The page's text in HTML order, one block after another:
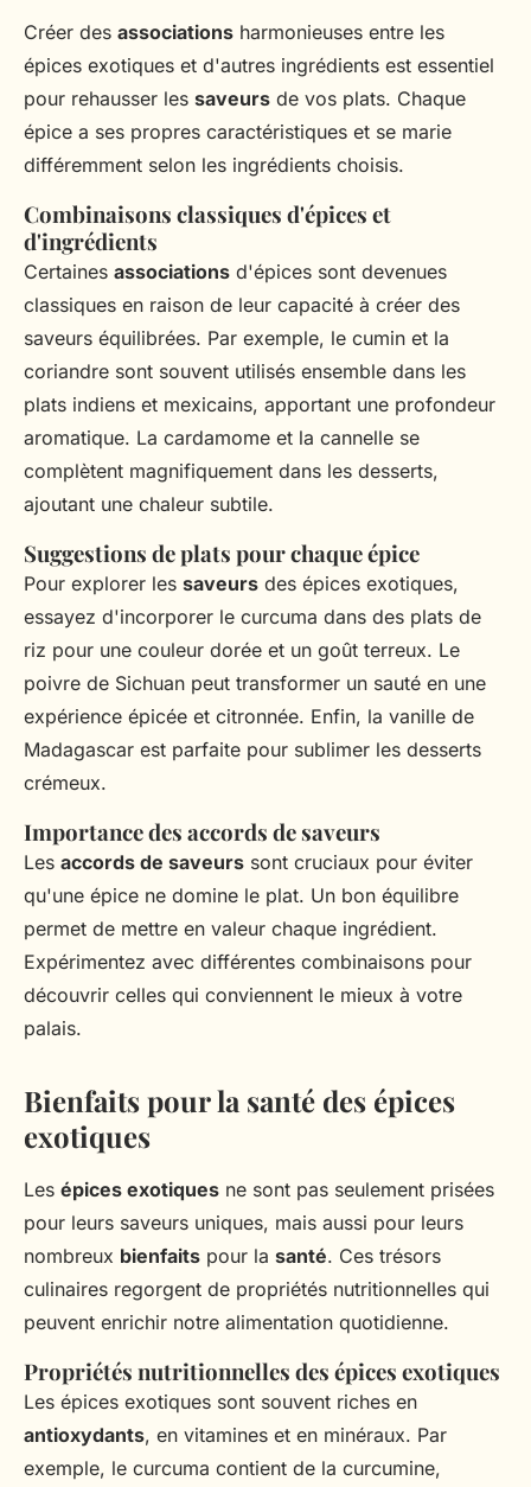
Créer des associations harmonieuses entre les
épices exotiques et d'autres ingrédients est essentiel
pour rehausser les saveurs de vos plats. Chaque
épice a ses propres caractéristiques et se marie
différemment selon les ingrédients choisis.
Combinaisons classiques d'épices et
d'ingrédients
Certaines associations d'épices sont devenues
classiques en raison de leur capacité à créer des
saveurs équilibrées. Par exemple, le cumin et la
coriandre sont souvent utilisés ensemble dans les
plats indiens et mexicains, apportant une profondeur
aromatique. La cardamome et la cannelle se
complètent magnifiquement dans les desserts,
ajoutant une chaleur subtile.
Suggestions de plats pour chaque épice
Pour explorer les saveurs des épices exotiques,
essayez d'incorporer le curcuma dans des plats de
riz pour une couleur dorée et un goût terreux. Le
poivre de Sichuan peut transformer un sauté en une
expérience épicée et citronnée. Enfin, la vanille de
Madagascar est parfaite pour sublimer les desserts
crémeux.
Importance des accords de saveurs
Les accords de saveurs sont cruciaux pour éviter
qu'une épice ne domine le plat. Un bon équilibre
permet de mettre en valeur chaque ingrédient.
Expérimentez avec différentes combinaisons pour
découvrir celles qui conviennent le mieux à votre
palais.
Bienfaits pour la santé des épices
exotiques
Les épices exotiques ne sont pas seulement prisées
pour leurs saveurs uniques, mais aussi pour leurs
nombreux bienfaits pour la santé. Ces trésors
culinaires regorgent de propriétés nutritionnelles qui
peuvent enrichir notre alimentation quotidienne.
Propriétés nutritionnelles des épices exotiques
Les épices exotiques sont souvent riches en
antioxydants, en vitamines et en minéraux. Par
exemple, le curcuma contient de la curcumine,